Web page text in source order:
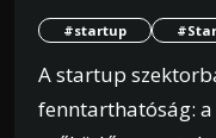
#startup
A startup
fenntarthatóság: